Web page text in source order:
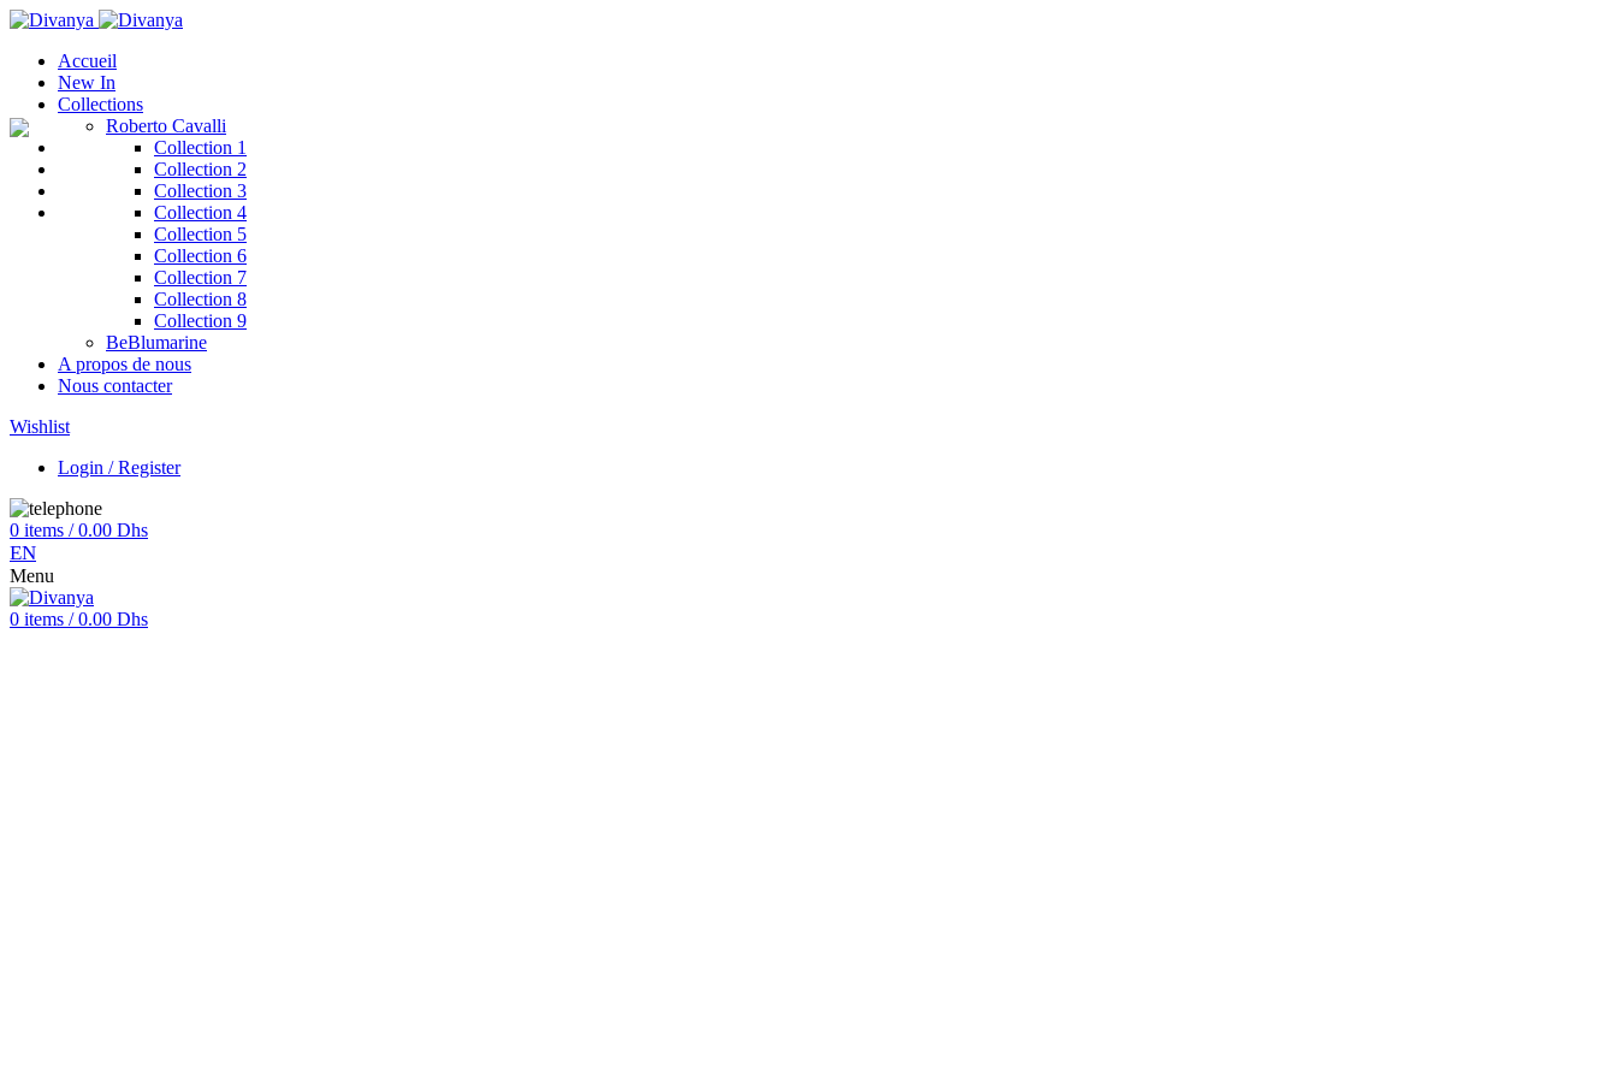
Accueil
New In
Collections
Roberto Cavalli
Collection 1
Collection 2
Collection 3
Collection 4
Collection 5
Collection 6
Collection 7
Collection 8
Collection 9
BeBlumarine
A propos de nous
Nous contacter
Wishlist
Login / Register
0 items / 0.00 Dhs
EN
Menu
0 items / 0.00 Dhs